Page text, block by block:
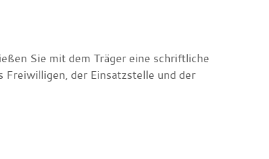
Sie mit dem Träger eine schriftliche
Freiwilligen, der Einsatzstelle und der